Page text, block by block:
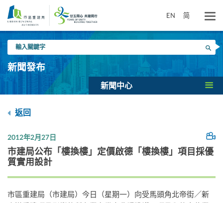
要
EN 简
入
關
鍵
搜尋
新聞發布
新聞中心
返回
2012年2月27日
市建局公布「樓換樓」定價啟德「樓換樓」項目採優
質實用設計
市區重建局（市建局）今日（星期一）向受馬頭角北帝街／新